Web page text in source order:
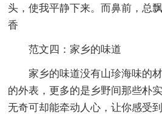
头，使我平静下来。而鼻前，总
香
范文四：家乡的味道
家乡的味道没有山珍海味的
的外表，更多的是乡野间那些朴
无奇可却能牵动人心，让你感受到